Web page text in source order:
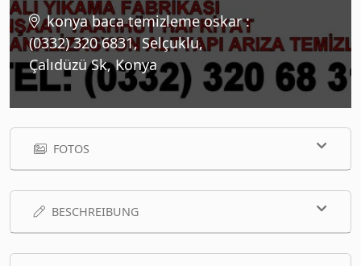
konya baca temizleme oskar :
(0332) 320 6831, Selçuklu,
Çalıdüzü Sk, Konya
FOTOS
BESCHREIBUNG